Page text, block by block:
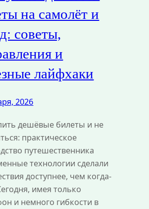
на самолёт и
советы,
и
лайфхаки
2026
дешёвые билеты и не
практическое
путешественника
технологии сделали
доступнее, чем когда-
имея только
и немного гибкости в